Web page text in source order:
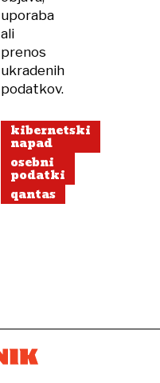
uporaba
ali
prenos
ukradenih
podatkov.
kibernetski
napad
osebni
podatki
qantas